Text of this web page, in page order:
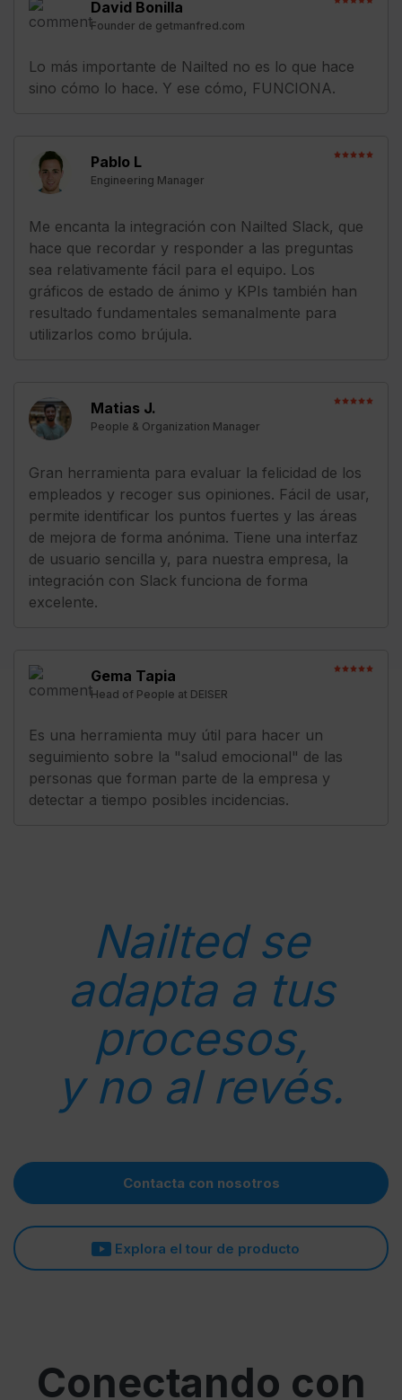
David Bonilla
Founder de getmanfred.com
Lo más importante de Nailted no es lo que hace
sino cómo lo hace. Y ese cómo, FUNCIONA.
Pablo L
Engineering Manager
Me encanta la integración con Nailted Slack, que
hace que recordar y responder a las preguntas
sea relativamente fácil para el equipo. Los
gráficos de estado de ánimo y KPIs también han
resultado fundamentales semanalmente para
utilizarlos como brújula.
Matias J.
People & Organization Manager
Gran herramienta para evaluar la felicidad de los
empleados y recoger sus opiniones. Fácil de usar,
permite identificar los puntos fuertes y las áreas
de mejora de forma anónima. Tiene una interfaz
de usuario sencilla y, para nuestra empresa, la
integración con Slack funciona de forma
excelente.
Gema Tapia
Head of People at DEISER
Es una herramienta muy útil para hacer un
seguimiento sobre la "salud emocional" de las
personas que forman parte de la empresa y
detectar a tiempo posibles incidencias.
Nailted se
adapta a tus
procesos,
y no al revés.
Contacta con nosotros
Explora el tour de producto
Conectando con